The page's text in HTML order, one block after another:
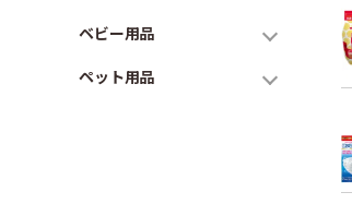
ベビー用品
ペット用品